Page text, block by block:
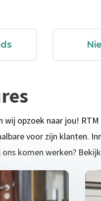
wij opzoek naar jou!
voor zijn klanten.
komen werken?